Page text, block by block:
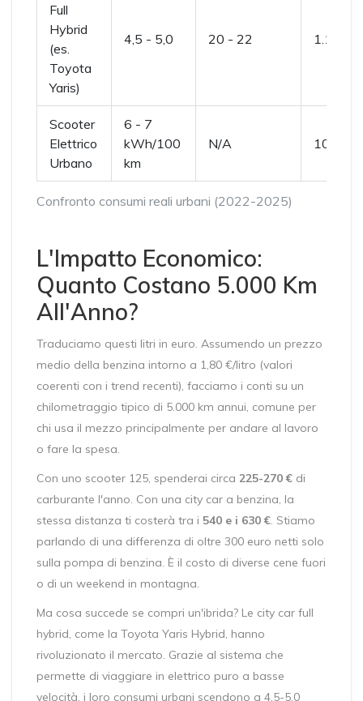
Confronto consumi reali urbani (2022-2025)
Full
Hybrid
(es.
Toyota
Yaris)
4,5 - 5,0 20 - 22 1.100 -
Scooter
Elettrico
Urbano
6 - 7
kWh/100
km
N/A 100 -
L'Impatto Economico:
Quanto Costano 5.000 Km
All'Anno?
Traduciamo questi litri in euro. Assumendo un prezzo
medio della benzina intorno a 1,80 €/litro (valori
coerenti con i trend recenti), facciamo i conti su un
chilometraggio tipico di 5.000 km annui, comune per
chi usa il mezzo principalmente per andare al lavoro
o fare la spesa.
Con uno scooter 125, spenderai circa 225-270 € di
carburante l'anno. Con una city car a benzina, la
stessa distanza ti costerà tra i 540 e i 630 €. Stiamo
parlando di una differenza di oltre 300 euro netti solo
sulla pompa di benzina. È il costo di diverse cene fuori
o di un weekend in montagna.
Ma cosa succede se compri un'ibrida? Le city car full
hybrid, come la Toyota Yaris Hybrid, hanno
rivoluzionato il mercato. Grazie al sistema che
permette di viaggiare in elettrico puro a basse
velocità, i loro consumi urbani scendono a 4,5-5,0